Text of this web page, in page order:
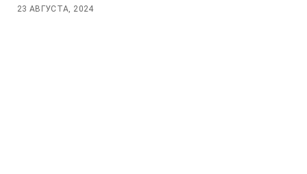
23 АВГУСТА, 2024